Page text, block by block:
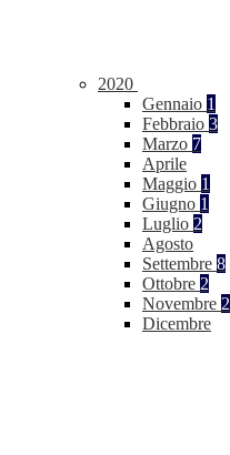
2020
Gennaio 1
Febbraio 3
Marzo 7
Aprile
Maggio 1
Giugno 1
Luglio 2
Agosto
Settembre 8
Ottobre 2
Novembre 2
Dicembre